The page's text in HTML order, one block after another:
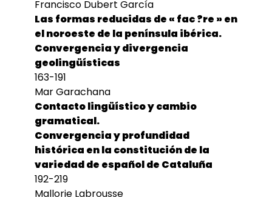
Francisco Dubert García
Las formas reducidas de « fac ?re » en
el noroeste de la península ibérica.
Convergencia y divergencia
geolingüísticas
163-191
Mar Garachana
Contacto lingüístico y cambio
gramatical.
Convergencia y profundidad
histórica en la constitución de la
variedad de español de Cataluña
192-219
Mallorie Labrousse